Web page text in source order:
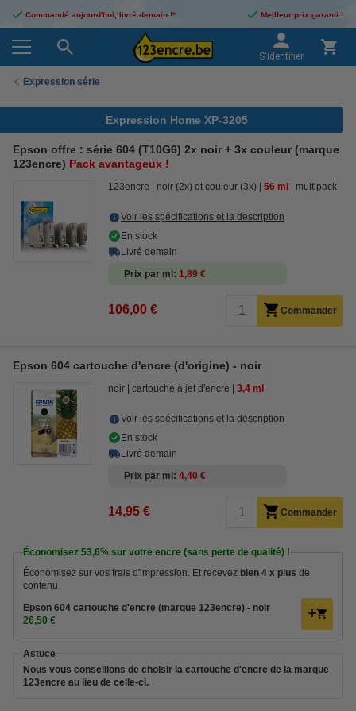
Commandé aujourd'hui, livré demain !* Meilleur prix garanti !
S'identifier
Expression série
Expression Home XP-3205
Epson offre : série 604 (T10G6) 2x noir + 3x couleur (marque
123encre) Pack avantageux !
123encre noir (2x) et couleur (3x) 56 ml multipack
Voir les spécifications et la description
En stock
Livré demain
Prix par ml
1,89 €
106,00 € Commander
Epson 604 cartouche d'encre (d'origine) - noir
noir cartouche à jet d'encre 3,4 ml
Voir les spécifications et la description
En stock
Livré demain
Prix par ml
4,40 €
14,95 € Commander
Économisez 53,6% sur votre encre (sans perte de qualité) !
Économisez sur vos frais d'impression. Et recevez bien 4 x plus de
contenu.
Epson 604 cartouche d'encre (marque 123encre) - noir
26,50 €
Astuce
Nous vous conseillons de choisir la cartouche d'encre de la marque
123encre au lieu de celle-ci.